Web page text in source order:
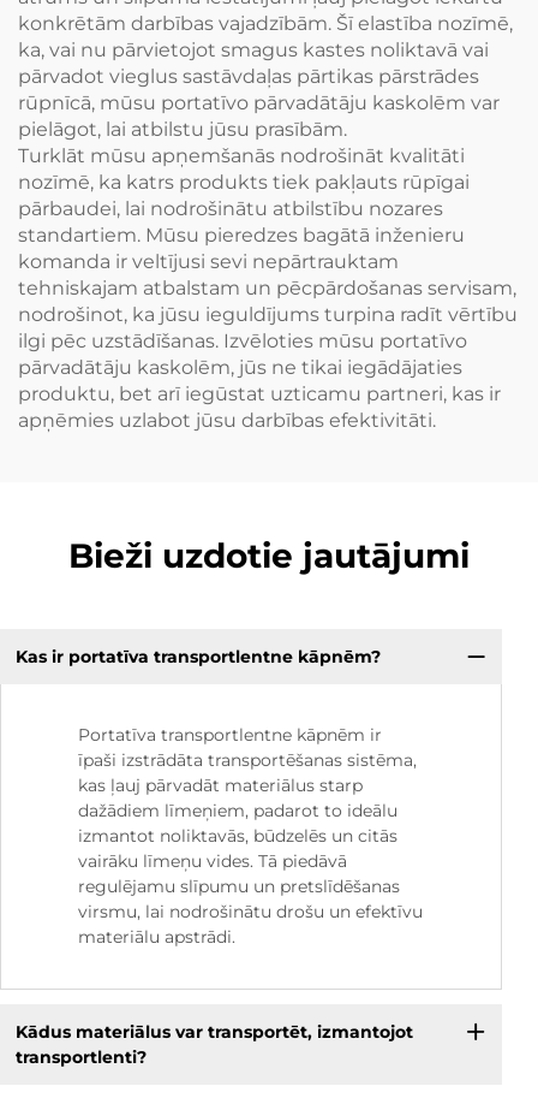
konkrētām darbības vajadzībām. Šī elastība nozīmē,
ka, vai nu pārvietojot smagus kastes noliktavā vai
pārvadot vieglus sastāvdaļas pārtikas pārstrādes
rūpnīcā, mūsu portatīvo pārvadātāju kaskolēm var
pielāgot, lai atbilstu jūsu prasībām.
Turklāt mūsu apņemšanās nodrošināt kvalitāti
nozīmē, ka katrs produkts tiek pakļauts rūpīgai
pārbaudei, lai nodrošinātu atbilstību nozares
standartiem. Mūsu pieredzes bagātā inženieru
komanda ir veltījusi sevi nepārtrauktam
tehniskajam atbalstam un pēcpārdošanas servisam,
nodrošinot, ka jūsu ieguldījums turpina radīt vērtību
ilgi pēc uzstādīšanas. Izvēloties mūsu portatīvo
pārvadātāju kaskolēm, jūs ne tikai iegādājaties
produktu, bet arī iegūstat uzticamu partneri, kas ir
apņēmies uzlabot jūsu darbības efektivitāti.
Bieži uzdotie jautājumi
Kas ir portatīva transportlentne kāpnēm?
Portatīva transportlentne kāpnēm ir
īpaši izstrādāta transportēšanas sistēma,
kas ļauj pārvadāt materiālus starp
dažādiem līmeņiem, padarot to ideālu
izmantot noliktavās, būdzelēs un citās
vairāku līmeņu vides. Tā piedāvā
regulējamu slīpumu un pretslīdēšanas
virsmu, lai nodrošinātu drošu un efektīvu
materiālu apstrādi.
Kādus materiālus var transportēt, izmantojot
transportlenti?